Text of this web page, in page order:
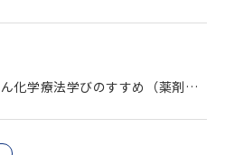
8月1日第10回なかつ広域がん化学療法学びのすすめ（薬剤師向け研修会）開催します。